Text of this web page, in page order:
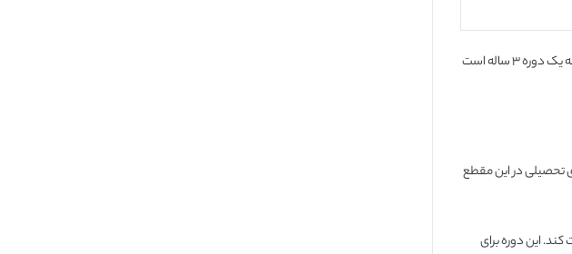
اکثر برنامه‌ها در مقطع کارشناسی در دانشگاه‌های هلند، در سال اول propedeuse نام دارند و بعد از آن مرحله اصلی که یک دوره ۳ ساله است
تحصیلی در این مقطع
کند. این دوره برای